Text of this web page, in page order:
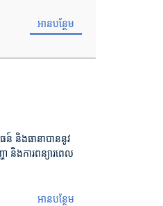
អានបន្ថែម
ន៍ និងធានាបាននូវ
និងការពន្យារពេល
អានបន្ថែម